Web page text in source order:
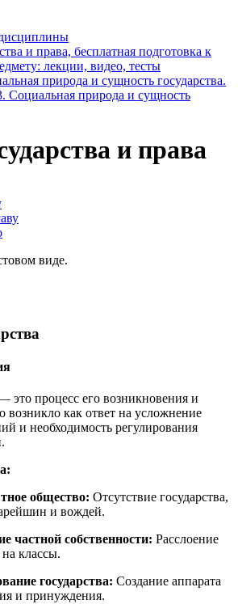
и права, бесплатная подготовка к
лекции, видео, тесты
природа и сущность государства.
Социальная природа и сущность
и права
виде.
это процесс его возникновения и
возникло как ответ на усложнение
и необходимость регулирования
общество: Отсутствие государства,
и вождей.
частной собственности: Расслоение
классы.
государства: Создание аппарата
и принуждения.